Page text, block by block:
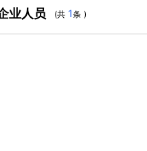
业人员 (共 1条 )